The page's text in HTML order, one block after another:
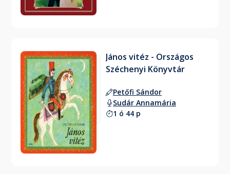
János vitéz - Országos
Széchenyi Könyvtár
Petőfi Sándor
Sudár Annamária
1 ó 44 p